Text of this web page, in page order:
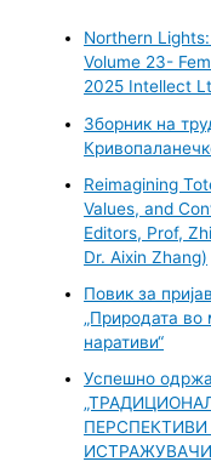
Northern
Volume 23-
2025 Intellect
Зборник на
Reimagining
Values, and
Editors, Prof,
Dr. Aixin Zhang)
Повик за
„Природата во
наративи“
Успешно
ПЕРСПЕКТИВИ